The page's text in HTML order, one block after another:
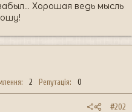
Хорошая ведь мысль
2 Репутація 0
#202